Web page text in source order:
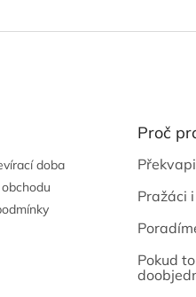
Go's
Kropáček
doba
Proč
Pražáci
Pokud